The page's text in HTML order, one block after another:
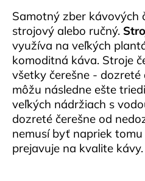
Samotný zber kávových
strojový alebo ručný.
využíva na veľkých
komoditná káva. Stroje
všetky čerešne - dozreté
môžu následne ešte
veľkých nádržiach s
dozreté čerešne od
nemusí byť napriek
prejavuje na kvalite kávy.
m
e
KÁVOVÉ
PREDPLATNÉ
35
€